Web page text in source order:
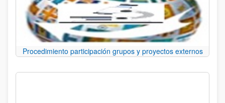
Procedimiento participación grupos y proyectos externos